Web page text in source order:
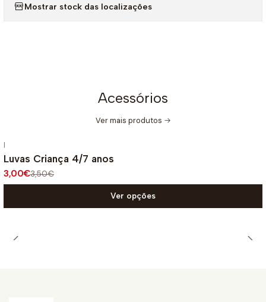
Mostrar stock das localizações
Acessórios
Ver mais produtos
|
Luvas Criança 4/7 anos
3,00€3,50€
Ver opções